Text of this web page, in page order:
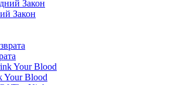
Закон
Your Blood